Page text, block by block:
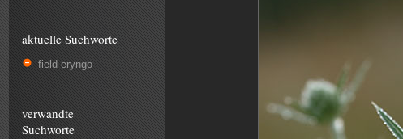
aktuelle Suchworte
field eryngo
verwandte
Suchworte